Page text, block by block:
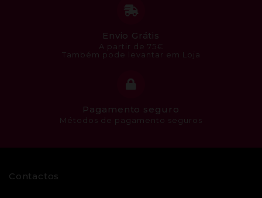
Envio Grátis
A partir de 75€
Também pode levantar em Loja
Pagamento seguro
Métodos de pagamento seguros
Contactos